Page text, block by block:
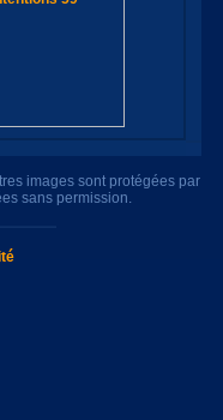
images sont protégées par
sans permission.